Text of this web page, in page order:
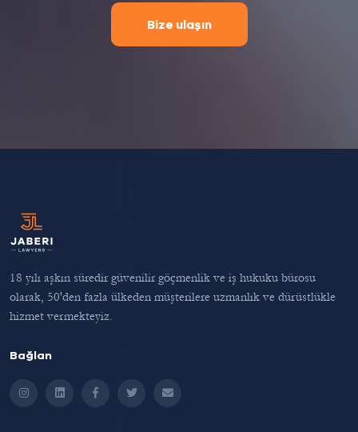
Bize ulaşın
18 yılı aşkın süredir güvenilir göçmenlik ve iş hukuku bürosu
olarak, 50'den fazla ülkeden müşterilere uzmanlık ve dürüstlükle
hizmet vermekteyiz.
Bağlan
InstagramLinkedInFacebookTwitter Email